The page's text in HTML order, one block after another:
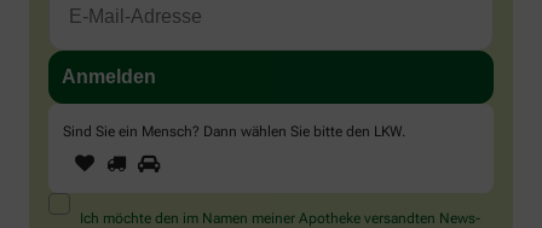
Sind Sie ein Mensch? Dann wählen Sie bitte den LKW
Sind
Sie
ein
Mensch?
1 2
Ich möchte den im Namen meiner Apotheke versandten News-